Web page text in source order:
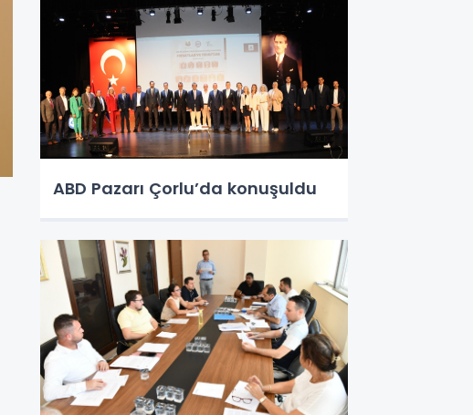
ABD Pazarı Çorlu’da konuşuldu